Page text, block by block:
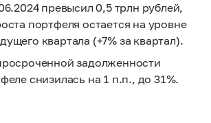
превысил 0,5 трлн рублей,
портфеля остается на уровне
квартала (+7% за квартал).
задолженности
снизилась на 1 п.п., до 31%.